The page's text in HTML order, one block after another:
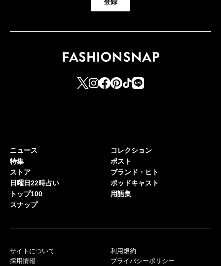
ニュース
特集
ストア
日曜日22時占い
トップ100
スナップ
コレクション
ポスト
ブランド・ヒト
ポッドキャスト
用語集
サイトについて
採用情報
利用規約
プライバシーポリシー